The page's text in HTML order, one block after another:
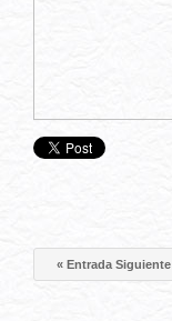
« Entrada Siguiente